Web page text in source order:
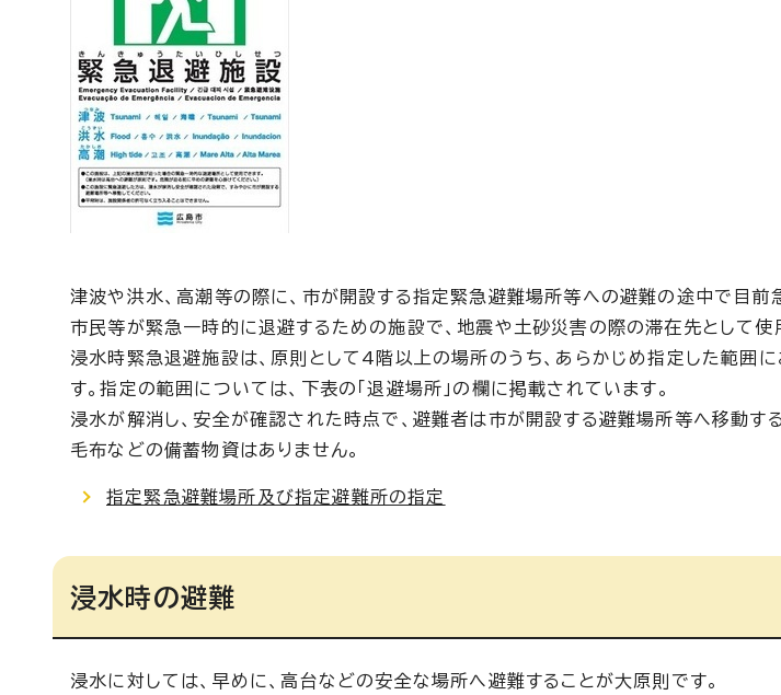
津波や洪水、高潮等の際に、市が開設する指定緊急避難場所等への避難の途中で目
市民等が緊急一時的に退避するための施設で、地震や土砂災害の際の滞在先として使
浸水時緊急退避施設は、原則として4階以上の場所のうち、あらかじめ指定した範囲
す。指定の範囲については、下表の「退避場所」の欄に掲載されています。
浸水が解消し、安全が確認された時点で、避難者は市が開設する避難場所等へ移動す
毛布などの備蓄物資はありません。
指定緊急避難場所及び指定避難所の指定
浸水時の避難
浸水に対しては、早めに、高台などの安全な場所へ避難することが大原則です。